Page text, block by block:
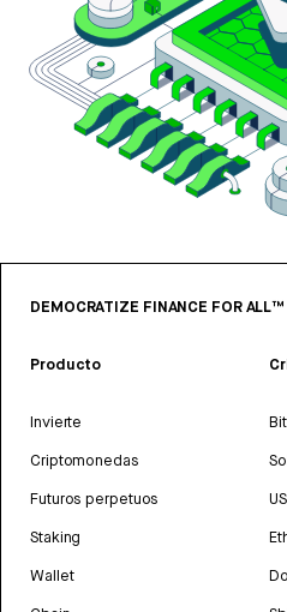
DEMOCRATIZE FINANCE FOR ALL™
Producto
Invierte
Criptomonedas
Futuros perpetuos
Staking
Wallet